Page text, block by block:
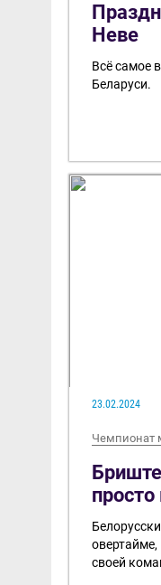
Неве
Всё самое
Беларуси.
23.02.2024
Чемпионат
своей